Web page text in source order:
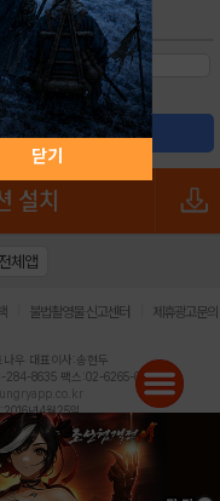
글쓰기
닫기
전체앱
불법촬영물 신고센터 제휴광고문의
우 대표이사:송현두
284-8635 팩스:02-6265-0377
년4월25일
집인:김동욱
무단 전재, 복사, 배포 등을 금합니다.
Reserved.